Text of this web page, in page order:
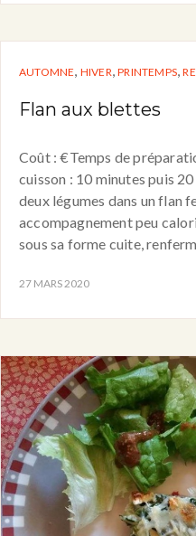
AUTOMNE, HIVER,PRINTEMPS,
Flan aux blettes
Coût : €Temps de
cuisson : 10 minutes puis
deux légumes dans un flan
accompagnement peu
sous sa forme cuite,
27 MARS 2020